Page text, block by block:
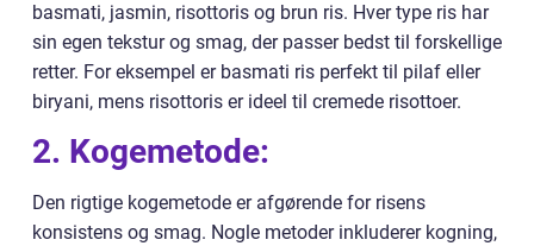
basmati, jasmin, risottoris og brun ris. Hver type ris har
sin egen tekstur og smag, der passer bedst til forskellige
retter. For eksempel er basmati ris perfekt til pilaf eller
biryani, mens risottoris er ideel til cremede risottoer.
2. Kogemetode:
Den rigtige kogemetode er afgørende for risens
konsistens og smag. Nogle metoder inkluderer kogning,